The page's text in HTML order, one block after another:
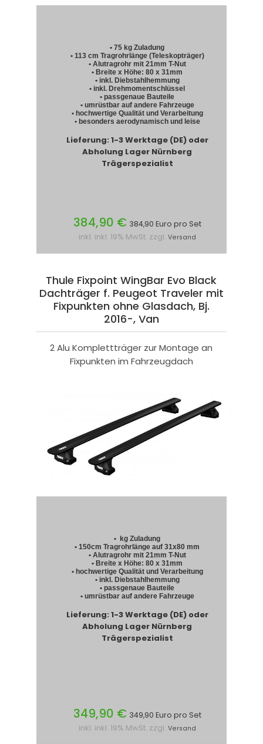
• 75 kg Zuladung
• 113 cm Tragrohrlänge (Teleskopträger)
• Alutragrohr mit 21mm T-Nut
• Breite x Höhe: 80 x 31mm
• inkl. Diebstahlhemmung
• inkl. Drehmomentschlüssel
• passgenaue Bauteile
• umrüstbar auf andere Fahrzeuge
• hochwertige Qualität und Verarbeitung
• besonders aerodynamisch und leise
Lieferung: 1-3 Werktage (DE) oder
Abholung Lager Nürnberg
Trägerspezialist
384,90 € 384,90 Euro pro Set
inkl. inkl. 19% MwSt. zzgl. Versand
Thule Fixpoint WingBar Evo Black
Dachträger f. Peugeot Traveler mit
Fixpunkten ohne Glasdach, Bj.
2016-, Van
2 Alu Komplettträger zur Montage an
Fixpunkten im Fahrzeugdach
• kg Zuladung
• 150cm Tragrohrlänge auf 31x80 mm
• Alutragrohr mit 21mm T-Nut
• Breite x Höhe: 80 x 31mm
• hochwertige Qualität und Verarbeitung
• inkl. Diebstahlhemmung
• passgenaue Bauteile
• umrüstbar auf andere Fahrzeuge
Lieferung: 1-3 Werktage (DE) oder
Abholung Lager Nürnberg
Trägerspezialist
349,90 € 349,90 Euro pro Set
inkl. inkl. 19% MwSt. zzgl. Versand